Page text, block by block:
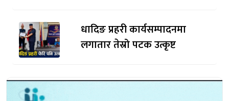
धादिङ प्रहरी कार्यसम्पादनमा
लगातार तेस्रो पटक उत्कृष्ट